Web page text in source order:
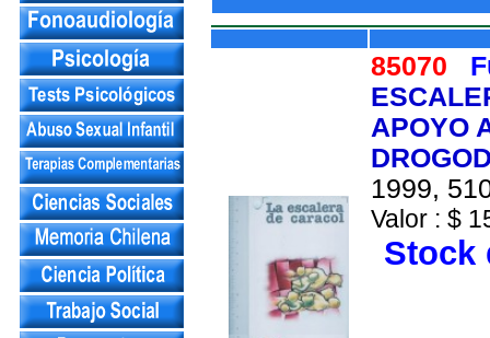
85070
APOYO
1999,
Valor : $
Stock